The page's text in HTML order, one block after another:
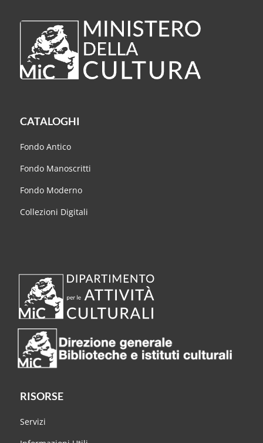
CATALOGHI
Fondo Antico
Fondo Manoscritti
Fondo Moderno
Collezioni Digitali
RISORSE
Servizi